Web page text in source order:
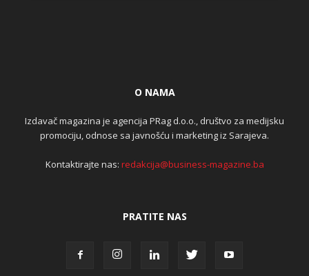
O NAMA
Izdavač magazina je agencija PRag d.o.o., društvo za medijsku
promociju, odnose sa javnošću i marketing iz Sarajeva.
Kontaktirajte nas: redakcija@business-magazine.ba
PRATITE NAS